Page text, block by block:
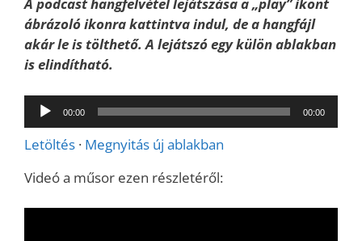
A podcast hangfelvétel lejátszása a „play” ikont
ábrázoló ikonra kattintva indul, de a hangfájl
akár le is tölthető. A lejátszó egy külön ablakban
is elindítható.
Audió
lejátszó
00:00 00:00
Letöltés · Megnyitás új ablakban
Videó a műsor ezen részletéről: